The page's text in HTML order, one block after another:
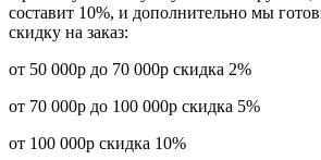
составит 10%, и дополнительно мы
скидку на заказ:
от 50 000р до 70 000р скидка 2%
от 70 000р до 100 000р скидка 5%
от 100 000р скидка 10%